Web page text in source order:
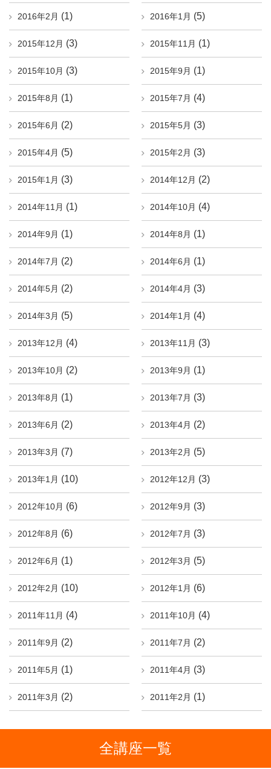
2016年2月 (1) 2016年1月 (5)
2015年12月 (3) 2015年11月 (1)
2015年10月 (3) 2015年9月 (1)
2015年8月 (1) 2015年7月 (4)
2015年6月 (2) 2015年5月 (3)
2015年4月 (5) 2015年2月 (3)
2015年1月 (3) 2014年12月 (2)
2014年11月 (1) 2014年10月 (4)
2014年9月 (1) 2014年8月 (1)
2014年7月 (2) 2014年6月 (1)
2014年5月 (2) 2014年4月 (3)
2014年3月 (5) 2014年1月 (4)
2013年12月 (4) 2013年11月 (3)
2013年10月 (2) 2013年9月 (1)
2013年8月 (1) 2013年7月 (3)
2013年6月 (2) 2013年4月 (2)
2013年3月 (7) 2013年2月 (5)
2013年1月 (10) 2012年12月 (3)
2012年10月 (6) 2012年9月 (3)
2012年8月 (6) 2012年7月 (3)
2012年6月 (1) 2012年3月 (5)
2012年2月 (10) 2012年1月 (6)
2011年11月 (4) 2011年10月 (4)
2011年9月 (2) 2011年7月 (2)
2011年5月 (1) 2011年4月 (3)
2011年3月 (2) 2011年2月 (1)
全講座一覧